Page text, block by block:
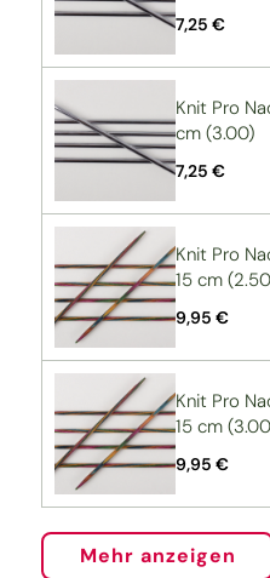
7,25 €
Knit Pro
cm (3.00)
7,25 €
Knit Pro
15 cm
9,95 €
Knit Pro
15 cm
9,95 €
Mehr anzeigen